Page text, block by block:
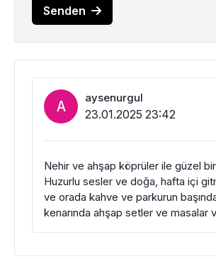
Senden
A aysenurgul
23.01.2025 23:42
Nehir ve ahşap köprüler ile güzel
Huzurlu sesler ve doğa, hafta içi
ve orada kahve ve parkurun
kenarında ahşap setler ve masalar